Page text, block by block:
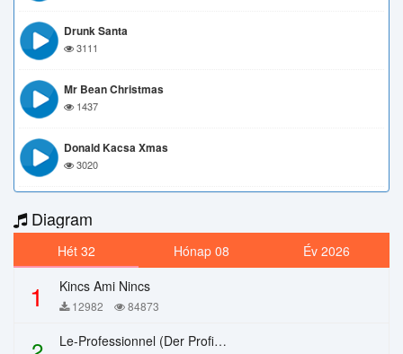
Drunk Santa
3111
Mr Bean Christmas
1437
Donald Kacsa Xmas
3020
Diagram
Hét 32 Hónap 08 Év 2026
1 Kincs Ami Nincs
12982 84873
Le-Professionnel (Der Profi) – Chi Mai